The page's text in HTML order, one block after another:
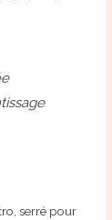
serré pour